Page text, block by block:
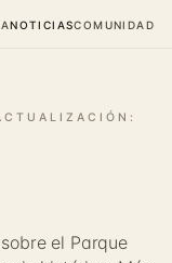
NOTICIASCOMUNIDAD
el Parque